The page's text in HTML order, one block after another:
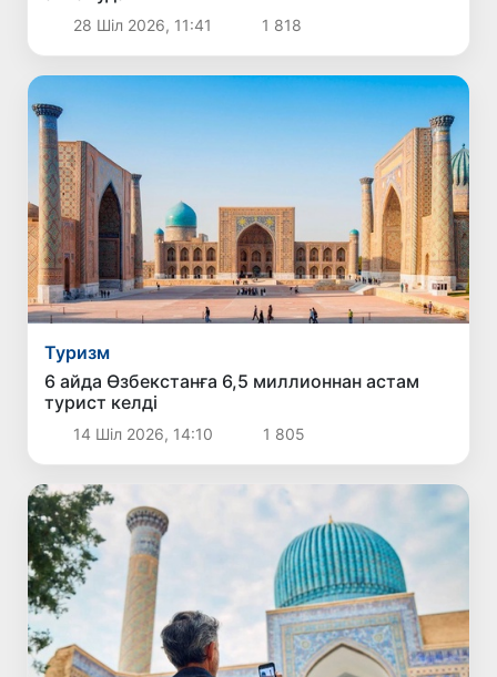
28 Шіл 2026, 11:41 1 818
Туризм
6 айда Өзбекстанға 6,5 миллионнан астам
турист келді
14 Шіл 2026, 14:10 1 805